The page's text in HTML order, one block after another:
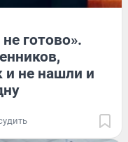
готово».
и не нашли и